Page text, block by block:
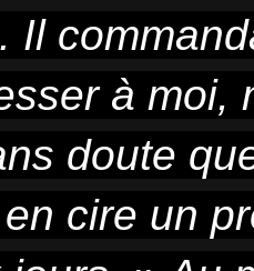
Il
à moi,
doute
cire un